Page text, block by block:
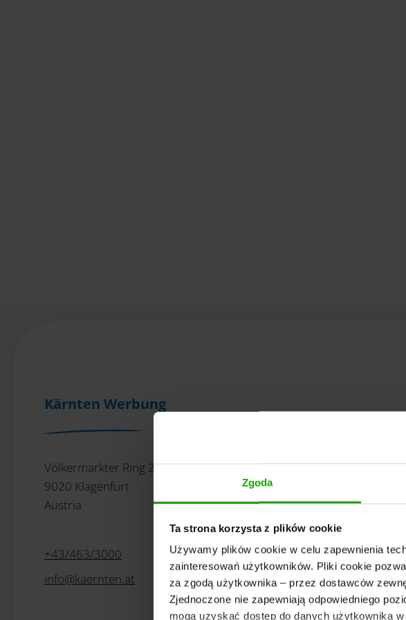
Zgoda
Ta strona korzysta z plików cookie
Używamy plików cookie w celu zapewnienia
zainteresowań użytkowników. Pliki cookie
za zgodą użytkownika – przez dostawców
Zjednoczone nie zapewniają odpowiedniego
mogą uzyskać dostęp do danych użytkownika
Kärnten Werbung
Völkermarkter Ring 21 - 23
9020 Klagenfurt
Austria
+43/463/3000
info@kaernten at